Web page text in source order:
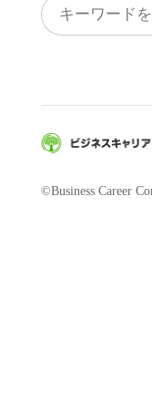
©Business Career